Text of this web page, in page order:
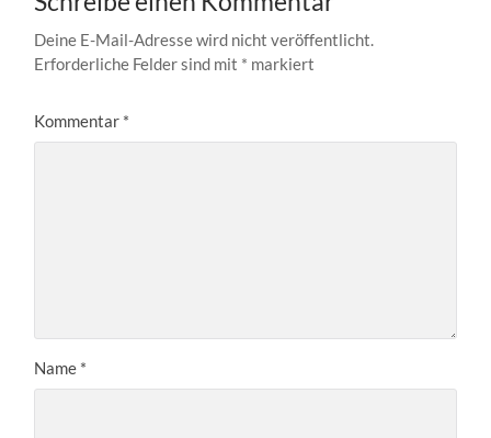
Deine E-Mail-Adresse wird nicht veröffentlicht.
Erforderliche Felder sind mit * markiert
Kommentar *
Name *